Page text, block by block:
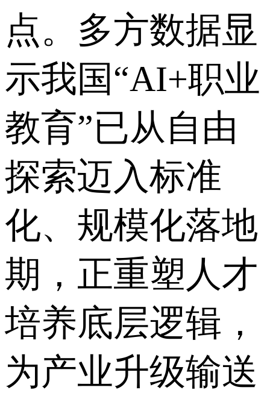
点。多方数据显
示我国“AI+职业
教育”已从自由
探索迈入标准
化、规模化落地
期，正重塑人才
培养底层逻辑，
为产业升级输送